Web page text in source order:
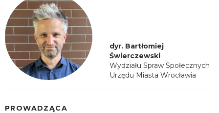
dyr. Bartłomiej
Świerczewski
Wydziału Spraw Społecznych
Urzędu Miasta Wrocławia
PROWADZĄCA